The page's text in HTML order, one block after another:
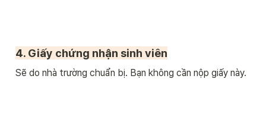
4. Giấy chứng nhận sinh viên
Sẽ do nhà trường chuẩn bị. Bạn không cần nộp giấy này.